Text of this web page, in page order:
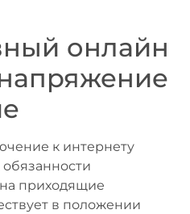
онлайн
к интернету
приходящие
в положении